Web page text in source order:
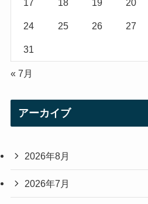
17 18 19 20
24 25 26 27
31
« 7月
アーカイブ
2026年8月
2026年7月